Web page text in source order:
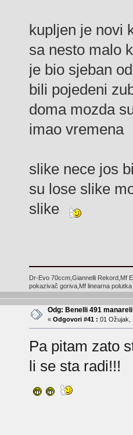
kupljen je novi
sa nesto malo
je bio sjeban
bili pojedeni
doma mozda
imao vremena
slike nece jos
su lose slike
slike
Dr-Evo 70ccm,Giannelli Rekord,Mf
pokazivač goriva,Mf linearna polutka
Odg: Benelli 491
« Odgovori #41 : 01 Ožujak,
Pa pitam zato
li se sta radi!!!